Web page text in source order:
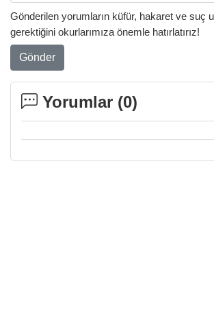
Gönderilen yorumların küfür, hakaret ve suç
gerektiğini okurlarımıza önemle hatırlatırız!
Gönder
Yorumlar (0)